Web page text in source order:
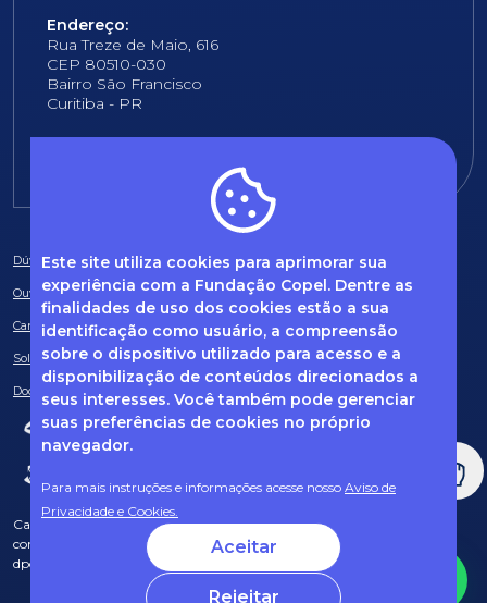
Este site utiliza cookies para aprimorar sua
experiência com a Fundação Copel. Dentre as
finalidades de uso dos cookies estão a sua
identificação como usuário, a compreensão
sobre o dispositivo utilizado para acesso e a
disponibilização de conteúdos direcionados a
seus interesses. Você também pode gerenciar
suas preferências de cookies no próprio
navegador.
Para mais instruções e informações acesse nosso Aviso de
Privacidade e Cookies.
Aceitar
Rejeitar
Endereço:
Rua Treze de Maio, 616
CEP 80510-030
Bairro São Francisco
Curitiba - PR
Dúvidas frequentes
Ouvidoria
Canal de Denúncias
Solicitação de informações
Documentos obrigatórios
Caso tenha dúvidas sobre Privacidade de Dados e LGPD, entre em
contato com o nosso DPO (encarregado de dados) via e-mail:
dpo@fcopel.org.br